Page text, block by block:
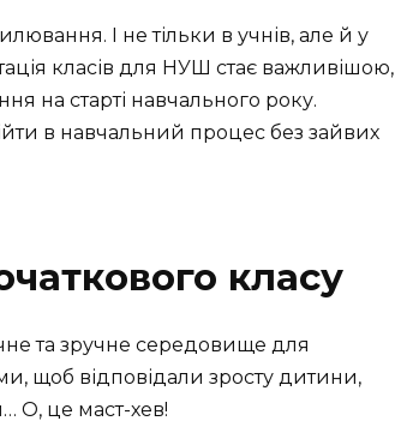
І не тільки в учнів, але й у
класів для НУШ стає важливішою,
на старті навчального року.
в навчальний процес без зайвих
класу
та зручне середовище для
щоб відповідали зросту дитини,
О, це маст-хев!